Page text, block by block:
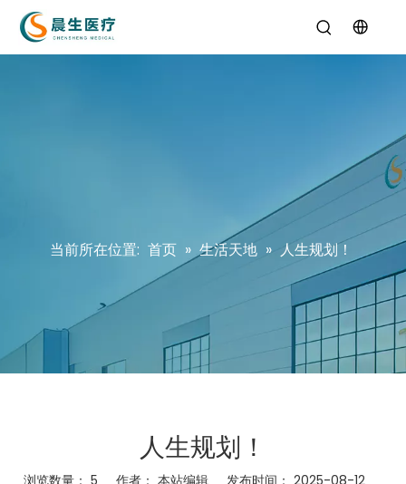
当前所在位置: 首页 » 生活天地 » 人生规划！
人生规划！
浏览数量： 5 作者： 本站编辑 发布时间： 2025-08-12